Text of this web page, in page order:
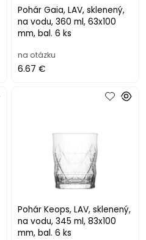
Pohár Gaia, LAV, sklenený,
na vodu, 360 ml, 63x100
mm, bal. 6 ks
na otázku
6.67 €
Pohár Keops, LAV, sklenený,
na vodu, 345 ml, 83x100
mm, bal. 6 ks